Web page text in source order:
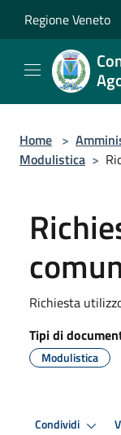
Regione Veneto
Home >
Modulistica >
Richiesta
Tipi di
Modulistica
Condividi